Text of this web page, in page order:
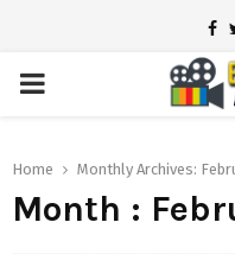
PRIMARY
Home Monthly Archives:
Month :